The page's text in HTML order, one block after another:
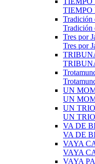
TIEMPO
Tradición
Tradición
Tres por
Tres por
UN
UN
UN
UN
VA DE
VA DE
VAYA
VAYA
VAYA